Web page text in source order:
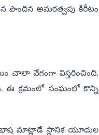
అమరత్వపు కిరీటం
చాలా వేగంగా విస్తరించింది.
ఈ క్రమంలో సంఘంలో కొన్ని
భాష మాట్లాడే స్థానిక యూదుల